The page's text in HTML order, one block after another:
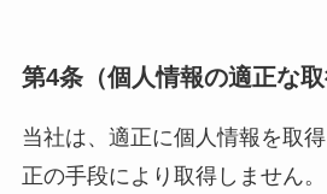
第4条（個人情報の適正な取
当社は、適正に個人情報を取
正の手段により取得しません。